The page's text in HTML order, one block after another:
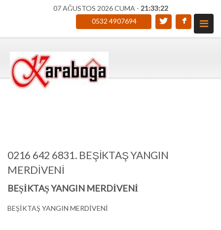
07 AĞUSTOS 2026 CUMA - 21:33:23
0532 4907694
0216 642 6831. BEŞİKTAŞ YANGIN
MERDİVENİ
BEŞİKTAŞ YANGIN MERDİVENİ
BEŞİKTAŞ YANGIN MERDİVENİ